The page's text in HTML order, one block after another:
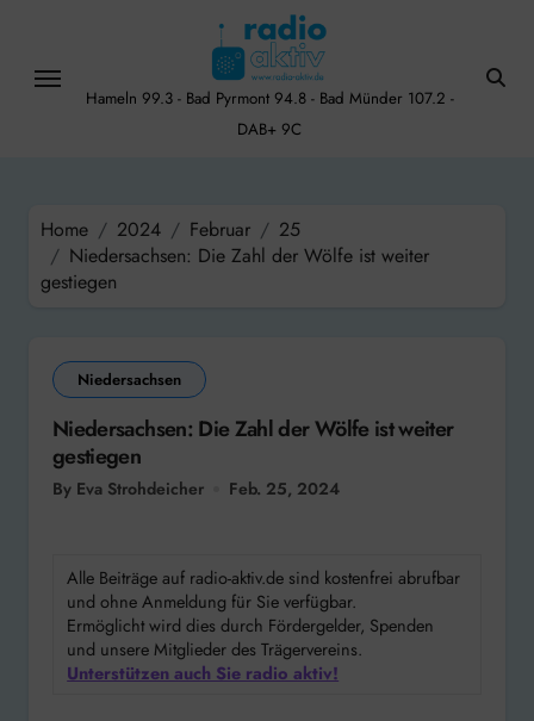
content
Hameln 99.3 - Bad Pyrmont 94.8 - Bad Münder 107.2 -
DAB+ 9C
Home 2024 Februar
25
Niedersachsen: Die Zahl der Wölfe ist weiter
gestiegen
Niedersachsen
Niedersachsen: Die Zahl der Wölfe ist weiter
gestiegen
By Eva Strohdeicher Feb. 25, 2024
Alle Beiträge auf radio-aktiv.de sind kostenfrei abrufbar
und ohne Anmeldung für Sie verfügbar.
Ermöglicht wird dies durch Fördergelder, Spenden
und unsere Mitglieder des Trägervereins.
Unterstützen auch Sie radio aktiv!